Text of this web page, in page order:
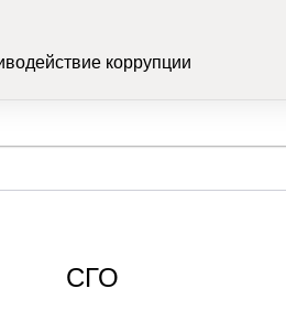
коррупции
СГО